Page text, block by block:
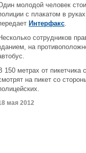
молодой человек
с плакатом в
Интерфакс.
сотрудников
на
150 метрах от пикетчика
на пикет со
мая 2012